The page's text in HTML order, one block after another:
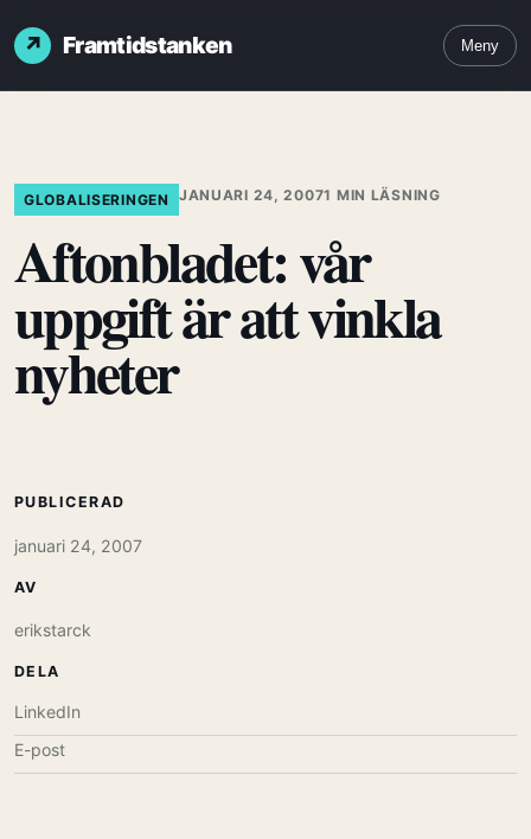
Framtidstanken Meny
GLOBALISERINGEN JANUARI 24, 20071 MIN LÄSNING
Aftonbladet: vår
uppgift är att vinkla
nyheter
PUBLICERAD
januari 24, 2007
AV
erikstarck
DELA
LinkedIn
E-post